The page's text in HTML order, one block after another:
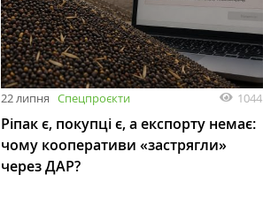
22 липня Спецпроєкти 1044
Ріпак є, покупці є, а експорту немає:
чому кооперативи «застрягли»
через ДАР?